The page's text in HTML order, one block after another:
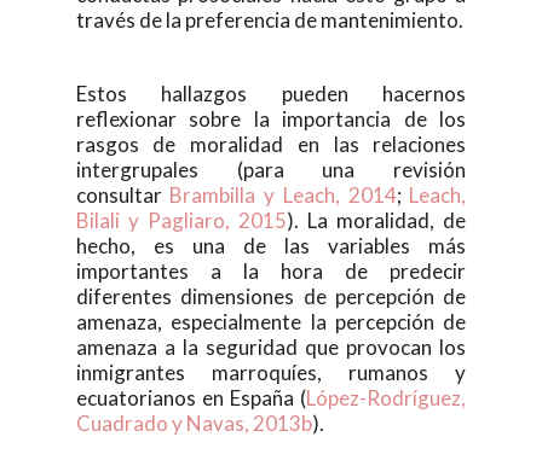
través de la preferencia de mantenimiento.
Estos hallazgos pueden hacernos
reflexionar sobre la importancia de los
rasgos de moralidad en las relaciones
intergrupales (para una revisión
consultar Brambilla y Leach, 2014; Leach,
Bilali y Pagliaro, 2015). La moralidad, de
hecho, es una de las variables más
importantes a la hora de predecir
diferentes dimensiones de percepción de
amenaza, especialmente la percepción de
amenaza a la seguridad que provocan los
inmigrantes marroquíes, rumanos y
ecuatorianos en España (López-Rodríguez,
Cuadrado y Navas, 2013b).